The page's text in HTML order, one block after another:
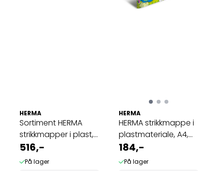
HERMA
Sortiment HERMA
strikkmapper i plast,
A4, Dyr, 10 ...
516,-
På lager
HERMA
HERMA strikkmappe i
plastmateriale, A4,
Comics (3 ...
184,-
På lager